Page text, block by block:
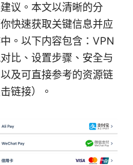
议。本文以清晰的分
快速获取关键信息并应
。以下内容包含：VPN
比、设置步骤、安全与
及可直接参考的资源链
链接）。